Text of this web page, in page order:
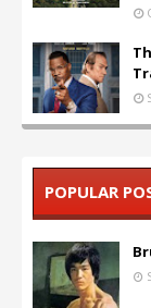
POPULAR